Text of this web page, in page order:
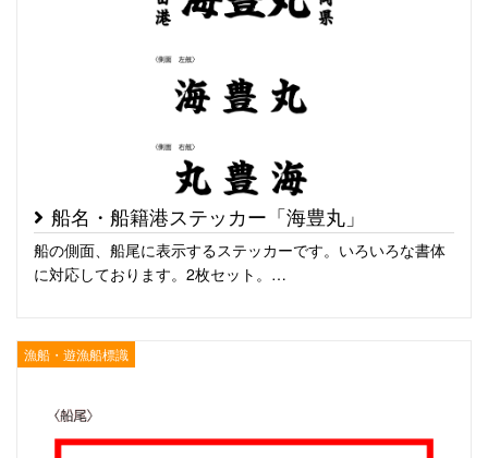
船名・船籍港ステッカー「海豊丸」
船の側面、船尾に表示するステッカーです。いろいろな書体
に対応しております。2枚セット。…
漁船・遊漁船標識